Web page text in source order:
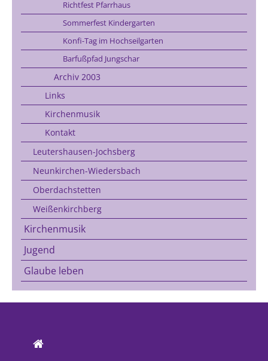
Richtfest Pfarrhaus
Sommerfest Kindergarten
Konfi-Tag im Hochseilgarten
Barfußpfad Jungschar
Archiv 2003
Links
Kirchenmusik
Kontakt
Leutershausen-Jochsberg
Neunkirchen-Wiedersbach
Oberdachstetten
Weißenkirchberg
Kirchenmusik
Jugend
Glaube leben